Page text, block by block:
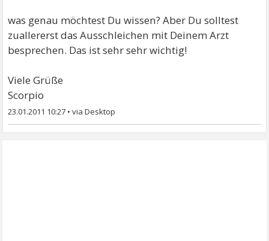
was genau möchtest Du wissen? Aber Du solltest
zuallererst das Ausschleichen mit Deinem Arzt
besprechen. Das ist sehr sehr wichtig!
Viele Grüße
Scorpio
23.01.2011 10:27 •